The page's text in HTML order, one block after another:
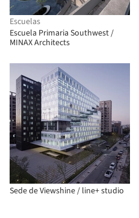
Escuelas
Escuela Primaria Southwest /
MINAX Architects
Sede de Viewshine / line+ studio